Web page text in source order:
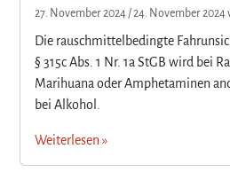
27. November 2024 /24. November 2024
Die rauschmittelbedingte
§ 315c Abs. 1 Nr. 1a StGB wird bei
Marihuana oder Amphetaminen
bei Alkohol.
Weiterlesen »